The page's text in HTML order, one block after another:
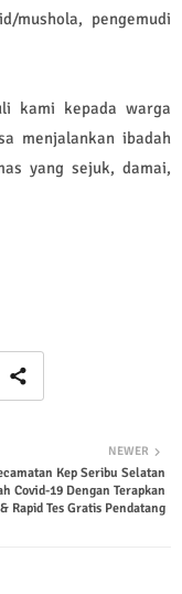
mushola, pengemudi
kami kepada warga
menjalankan ibadah
yang sejuk, damai,
NEWER
Kep Seribu Selatan
Covid-19 Dengan Terapkan
Rapid Tes Gratis Pendatang